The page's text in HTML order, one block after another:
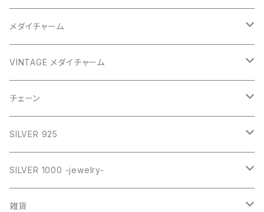
メダイチャーム
GOLD
GOLD
SILVER
SILVER
GOLD
SILVER
VINTAGE
STAINLESS
VINTAGE メダイチャーム
CROSS
HEART
RING
チェーン
ネックレス
ネックレス SILVER925
ネックレス GOLD
SILVER 925
RING collection
daily
BANGLE
SILVER 1000 -jewelry-
オリジナルチャーム
雑貨